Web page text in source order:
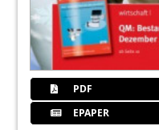
PDF
EPAPER